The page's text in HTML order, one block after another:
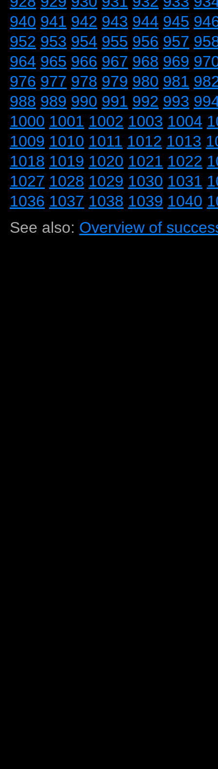
940 941 942 943 944 945
952 953 954 955 956 957
964 965 966 967 968 969
976 977 978 979 980 981
988 989 990 991 992 993
1000 1001 1002 1003 1004
1009 1010 1011 1012 1013
1018 1019 1020 1021 1022
1027 1028 1029 1030 1031
1036 1037 1038 1039 1040
See also: Overview of